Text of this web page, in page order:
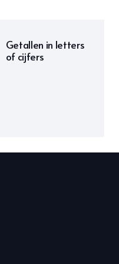
Getallen in letters
of cijfers